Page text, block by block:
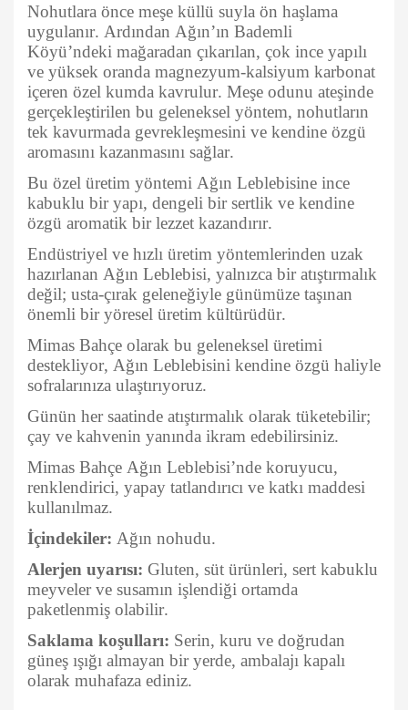
Nohutlara önce meşe küllü suyla ön haşlama
uygulanır. Ardından Ağın’ın Bademli
Köyü’ndeki mağaradan çıkarılan, çok ince yapılı
ve yüksek oranda magnezyum-kalsiyum karbonat
içeren özel kumda kavrulur. Meşe odunu ateşinde
gerçekleştirilen bu geleneksel yöntem, nohutların
tek kavurmada gevrekleşmesini ve kendine özgü
aromasını kazanmasını sağlar.
Bu özel üretim yöntemi Ağın Leblebisine ince
kabuklu bir yapı, dengeli bir sertlik ve kendine
özgü aromatik bir lezzet kazandırır.
Endüstriyel ve hızlı üretim yöntemlerinden uzak
hazırlanan Ağın Leblebisi, yalnızca bir atıştırmalık
değil; usta-çırak geleneğiyle günümüze taşınan
önemli bir yöresel üretim kültürüdür.
Mimas Bahçe olarak bu geleneksel üretimi
destekliyor, Ağın Leblebisini kendine özgü haliyle
sofralarınıza ulaştırıyoruz.
Günün her saatinde atıştırmalık olarak tüketebilir;
çay ve kahvenin yanında ikram edebilirsiniz.
Mimas Bahçe Ağın Leblebisi’nde koruyucu,
renklendirici, yapay tatlandırıcı ve katkı maddesi
kullanılmaz.
İçindekiler: Ağın nohudu.
Alerjen uyarısı: Gluten, süt ürünleri, sert kabuklu
meyveler ve susamın işlendiği ortamda
paketlenmiş olabilir.
Saklama koşulları: Serin, kuru ve doğrudan
güneş ışığı almayan bir yerde, ambalajı kapalı
olarak muhafaza ediniz.